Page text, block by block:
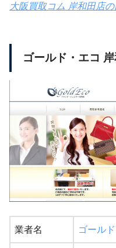
大阪買取コム 岸和田店
ゴールド・エコ
業者名 ゴール